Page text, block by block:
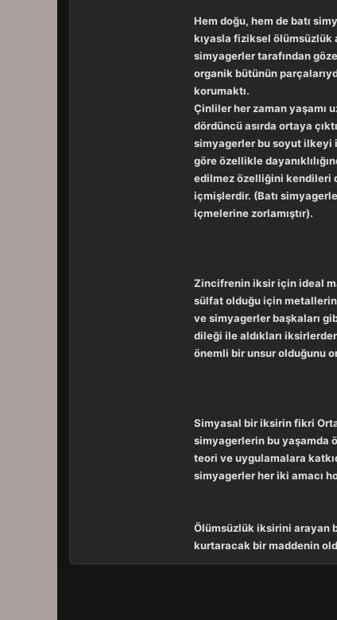
Hem doğu, hem de batı
kıyasla fiziksel ölümsüzlük
simyagerler tarafından
organik bütünün
korumaktı.
Çinliler her zaman yaşamı
dördüncü asırda ortaya
simyagerler bu soyut ilkeyi
göre özellikle
edilmez özelliğini kendileri
içmişlerdir. (Batı
içmelerine zorlamıştır).
Zincifrenin iksir için ideal
sülfat olduğu için
ve simyagerler başkaları
dileği ile aldıkları
önemli bir unsur olduğunu
Simyasal bir iksirin fikri Orta
simyagerlerin bu yaşamda
teori ve uygulamalara
simyagerler her iki amacı
Ölümsüzlük iksirini arayan
kurtaracak bir maddenin